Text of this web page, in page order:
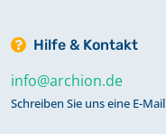
Hilfe & Kontakt
info@archion.de
Schreiben Sie uns eine E-Mail